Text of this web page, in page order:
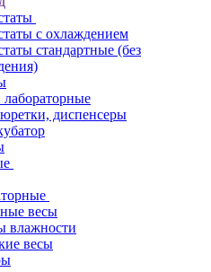
с охлаждением
стандартные (без
диспенсеры
весы
влажности
весы